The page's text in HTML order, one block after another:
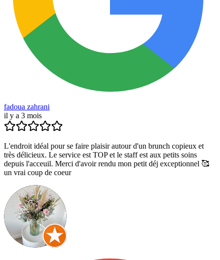
fadoua zahrani
il y a 3 mois
L'endroit idéal pour se faire plaisir autour d'un brunch copieux et
très délicieux. Le service est TOP et le staff est aux petits soins
depuis l'acceuil. Merci d'avoir rendu mon petit déj exceptionnel 🥰
un vrai coup de coeur